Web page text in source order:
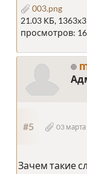
003.png
21.03 КБ,
просмотров:
#5 03
Зачем такие